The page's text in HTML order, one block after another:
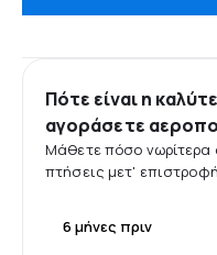
Πότε είναι η
αγοράσετε
Μάθετε πόσο νωρίτερα
πτήσεις μετ'
6 μήνες πριν